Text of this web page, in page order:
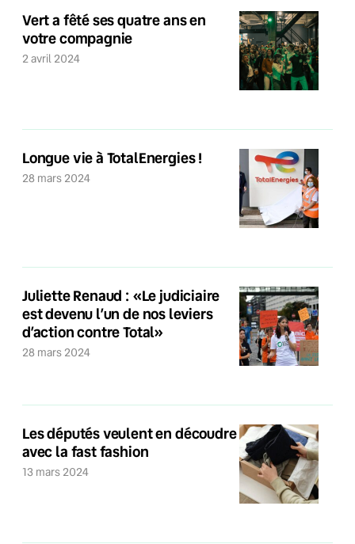
Vert a fêté ses quatre ans en
votre compagnie
2 avril 2024
Longue vie à TotalEnergies !
28 mars 2024
Juliette Renaud : «Le judiciaire
est devenu l’un de nos leviers
d’action contre Total»
28 mars 2024
Les députés veulent en découdre
avec la fast fashion
13 mars 2024